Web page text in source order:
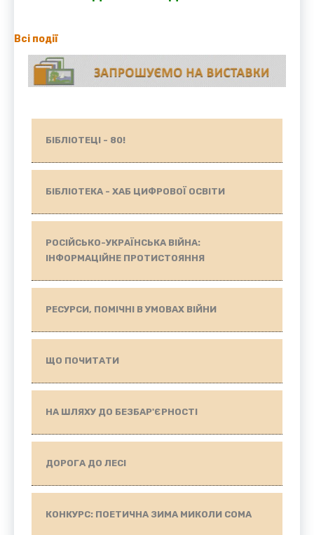
Всі події
БІБЛІОТЕЦІ - 80!
БІБЛІОТЕКА - ХАБ ЦИФРОВОЇ ОСВІТИ
РОСІЙСЬКО-УКРАЇНСЬКА ВІЙНА:
ІНФОРМАЦІЙНЕ ПРОТИСТОЯННЯ
РЕСУРСИ, ПОМІЧНІ В УМОВАХ ВІЙНИ
ЩО ПОЧИТАТИ
НА ШЛЯХУ ДО БЕЗБАР'ЄРНОСТІ
ДОРОГА ДО ЛЕСІ
КОНКУРС: ПОЕТИЧНА ЗИМА МИКОЛИ СОМА